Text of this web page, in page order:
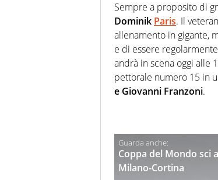
Sempre a proposito di
Dominik Paris. Il
allenamento in gigante,
e di essere
andrà in scena oggi alle
pettorale numero 15 in
e Giovanni Franzoni.
Coppa del Mondo sci
Milano-Cortina